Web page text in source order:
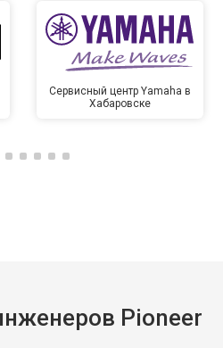
Сервисный центр Yamaha в
Хабаровске
Pioneer